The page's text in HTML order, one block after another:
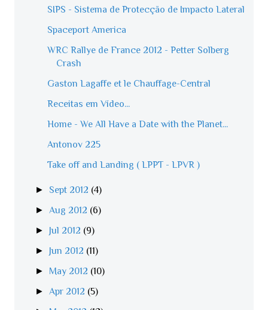
SIPS - Sistema de Protecção de Impacto Lateral
Spaceport America
WRC Rallye de France 2012 - Petter Solberg
Crash
Gaston Lagaffe et le Chauffage-Central
Receitas em Vídeo...
Home - We All Have a Date with the Planet...
Antonov 225
Take off and Landing ( LPPT - LPVR )
► Sept 2012 (4)
►Aug 2012 (6)
► Jul 2012 (9)
► Jun 2012 (11)
► May 2012 (10)
►Apr 2012 (5)